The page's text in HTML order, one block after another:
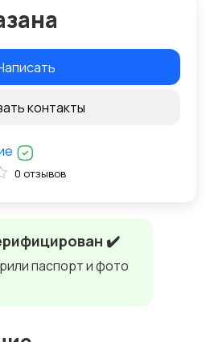
✔️
паспорт и фото
контакты
0 отзывов